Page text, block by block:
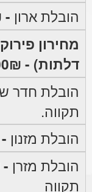
הובלת ארון - 150-500₪
דלתות) - 150-400₪.
הובלת חדר
תקווה.
הובלת מזנון - 150-500₪
הובלת מזרן - 150-250₪
תקווה